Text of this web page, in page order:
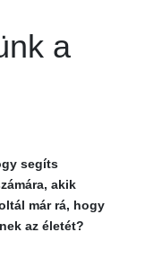
a
segíts
akik
már rá, hogy
az életét?